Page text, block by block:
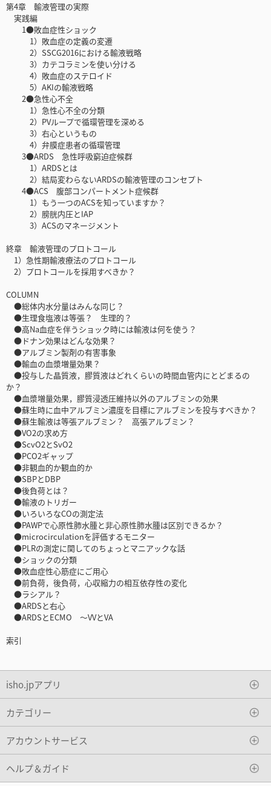
第4章 輸液管理の実際
実践編
1●敗血症性ショック
1）敗血症の定義の変遷
2）SSCG2016における輸液戦略
3）カテコラミンを使い分ける
4）敗血症のステロイド
5）AKIの輸液戦略
2●急性心不全
1）急性心不全の分類
2）PVループで循環管理を深める
3）右心というもの
4）弁膜症患者の循環管理
3●ARDS 急性呼吸窮迫症候群
1）ARDSとは
2）結局変わらないARDSの輸液管理のコンセプト
4●ACS 腹部コンパートメント症候群
1）もう一つのACSを知っていますか？
2）膀胱内圧とIAP
3）ACSのマネージメント
終章 輸液管理のプロトコール
1）急性期輸液療法のプロトコール
2）プロトコールを採用すべきか？
COLUMN
●総体内水分量はみんな同じ？
●生理食塩液は等張？ 生理的？
●高Na血症を伴うショック時には輸液は何を使う？
●ドナン効果はどんな効果？
●アルブミン製剤の有害事象
●輸血の血漿増量効果？
●投与した晶質液，膠質液はどれくらいの時間血管内にとどまるの
か？
●血漿増量効果，膠質浸透圧維持以外のアルブミンの効果
●蘇生時に血中アルブミン濃度を目標にアルブミンを投与すべきか？
●蘇生輸液は等張アルブミン？ 高張アルブミン？
●VO2の求め方
●ScvO2とSvO2
●PCO2ギャップ
●非観血的か観血的か
●SBPとDBP
●後負荷とは？
●輸液のトリガー
●いろいろなCOの測定法
●PAWPで心原性肺水腫と非心原性肺水腫は区別できるか？
●microcirculationを評価するモニター
●PLRの測定に関してのちょっとマニアックな話
●ショックの分類
●敗血症性心筋症にご用心
●前負荷，後負荷，心収縮力の相互依存性の変化
●ラシアル？
●ARDSと右心
●ARDSとECMO 〜VVとVA
索引
isho.jpアプリ
カテゴリー
アカウントサービス
ヘルプ＆ガイド